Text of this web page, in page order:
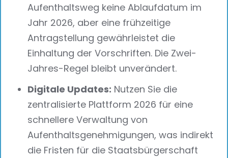
Aufenthaltsweg keine Ablaufdatum im
Jahr 2026, aber eine frühzeitige
Antragstellung gewährleistet die
Einhaltung der Vorschriften. Die Zwei-
Jahres-Regel bleibt unverändert.
Digitale Updates: Nutzen Sie die
zentralisierte Plattform 2026 für eine
schnellere Verwaltung von
Aufenthaltsgenehmigungen, was indirekt
die Fristen für die Staatsbürgerschaft